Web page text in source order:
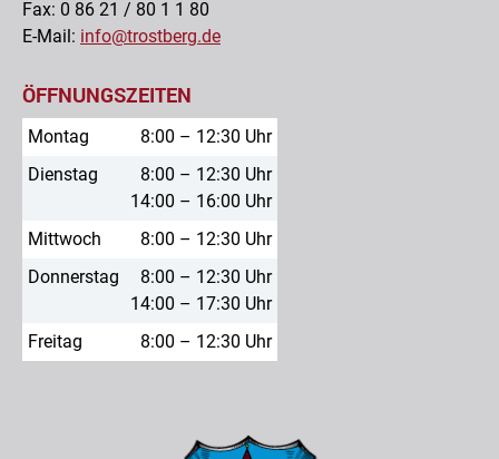
Fax: 0 86 21 / 80 1 1 80
E-Mail: info@trostberg.de
ÖFFNUNGSZEITEN
Montag
8:00 – 12:30 Uhr
Dienstag
8:00 – 12:30 Uhr
14:00 – 16:00 Uhr
Mittwoch
8:00 – 12:30 Uhr
Donnerstag
8:00 – 12:30 Uhr
14:00 – 17:30 Uhr
Freitag
8:00 – 12:30 Uhr